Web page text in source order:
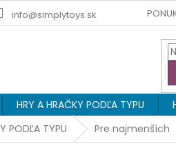
info@simplytoys.sk
HRY A HRAČKY PODĽA TYPU
PODĽA TYPU Pre najmenších